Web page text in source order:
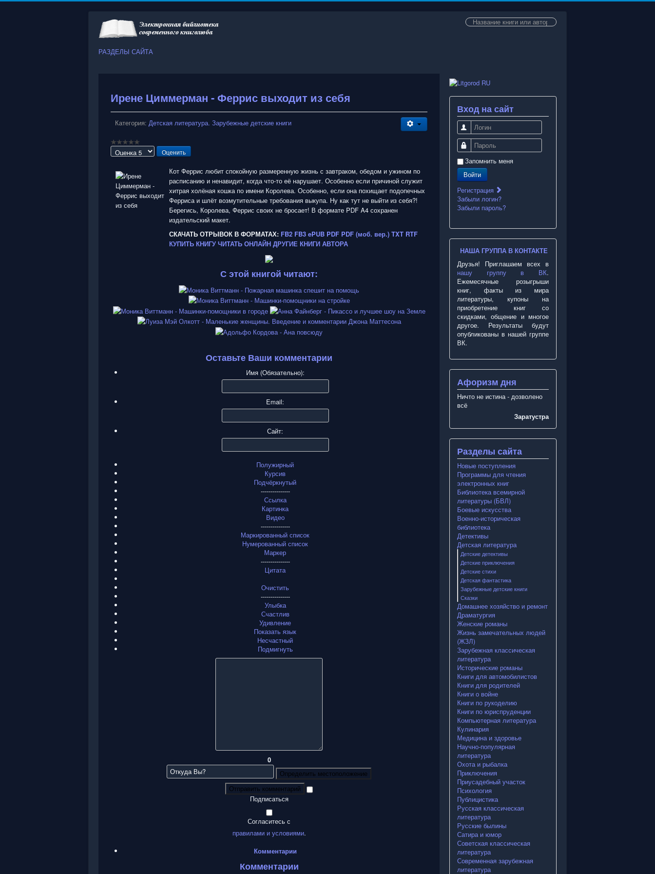
Искать...
РАЗДЕЛЫ САЙТА
Ирене Циммерман - Феррис выходит из себя
Категория: Детская литература. Зарубежные детские книги
Пожалуйста,
Кот Феррис любит спокойную размеренную жизнь с завтраком, обедом и ужином по
расписанию и ненавидит, когда что-то её нарушает. Особенно если причиной служит
хитрая холёная кошка по имени Королева. Особенно, если она похищает подопечных
Ферриса и шлёт возмутительные требования выкупа. Ну как тут не выйти из себя?!
Берегись, Королева, Феррис своих не бросает! В формате PDF A4 сохранен
издательский макет.
СКАЧАТЬ ОТРЫВОК В ФОРМАТАХ: FB2 FB3 ePUB PDF PDF (моб. вер.) TXT RTF
КУПИТЬ КНИГУ ЧИТАТЬ ОНЛАЙН ДРУГИЕ КНИГИ АВТОРА
С этой книгой читают:
Оставьте Ваши комментарии
Имя (Обязательно):
Email:
Сайт:
Полужирный
Курсив
Подчёркнутый
---------------
Ссылка
Картинка
Видео
---------------
Маркированный список
Нумерованный список
Маркер
---------------
Цитата
Очистить
---------------
Улыбка
Счастлив
Удивление
Показать язык
Несчастный
Подмигнуть
0
Определить местоположение
Отправить комментарий
Подписаться
Согласитесь с
правилами и условиями.
Комментарии
Комментарии
Вход на сайт
Логин
Пароль
Запомнить меня
Войти
Регистрация
Забыли логин?
Забыли пароль?
НАША ГРУППА В КОНТАКТЕ
Друзья! Приглашаем всех в
нашу группу в ВК.
Ежемесячные розыгрыши
книг, факты из мира
литературы, купоны на
приобретение книг со
скидками, общение и многое
другое. Результаты будут
опубликованы в нашей группе
ВК.
Афоризм дня
Ничто не истина - дозволено
всё
Заратустра
Разделы сайта
Новые поступления
Программы для чтения
электронных книг
Библиотека всемирной
литературы (БВЛ)
Боевые искусства
Военно-историческая
библиотека
Детективы
Детская литература
Детские детективы
Детские приключения
Детские стихи
Детская фантастика
Зарубежные детские книги
Сказки
Домашнее хозяйство и ремонт
Драматургия
Женские романы
Жизнь замечательных людей
(ЖЗЛ)
Зарубежная классическая
литература
Исторические романы
Книги для автомобилистов
Книги для родителей
Книги о войне
Книги по рукоделию
Книги по юриспруденции
Компьютерная литература
Кулинария
Медицина и здоровье
Научно-популярная
литература
Охота и рыбалка
Приключения
Приусадебный участок
Психология
Публицистика
Русская классическая
литература
Русские былины
Сатира и юмор
Советская классическая
литература
Современная зарубежная
литература